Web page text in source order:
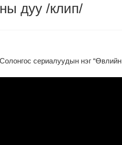
дуу /клип/
сериалуудын нэг “Өвлийн